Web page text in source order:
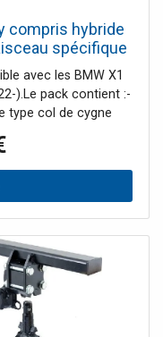
compris hybride
spécifique
avec les BMW X1
).Le pack contient :-
type col de cygne
est livré complet et
n'est pas
des BMW X1 à partir
technique.